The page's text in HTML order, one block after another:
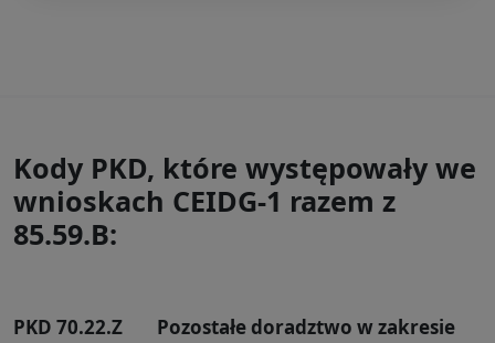
Kody PKD, które występowały we
wnioskach CEIDG-1 razem z
85.59.B:
PKD 70.22.Z
Pozostałe doradztwo w zakresie